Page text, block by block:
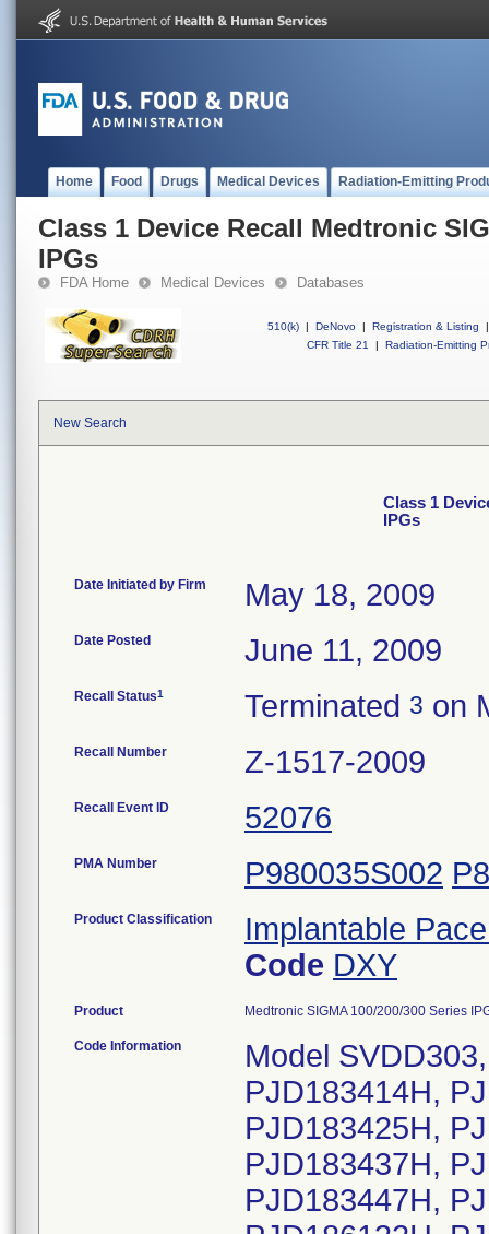
Home Food Drugs Medical Devices Radiation-Emitting
Class 1 Device Recall Medtronic
IPGs
FDA Home Medical Devices Databases
510(k) | DeNovo | Registration & Listing
|
CFR Title 21
| Radiation-Emitting
New Search
Class 1
IPGs
Date Initiated by Firm May 18, 2009
Date Posted June 11, 2009
Recall Status1 Terminated 3 on
Recall Number Z-1517-2009
Recall Event ID 52076
PMA Number P980035S002
Product Classification
Implantable
Code DXY
Product Medtronic SIGMA 100/200/300 Series
Code Information Model SVDD303, serial numbers: PJD183402H, PJD183414H, PJD183415H, PJD183422H, PJD183425H, PJD183426H, PJD183430H, PJD183437H, PJD183440H, PJD183443H, PJD183447H, PJD186130H, PJD186131H, PJD186132H, PJD186133H, PJD186134H, PJD186137H, PJD186138H, PJD186140H, PJD186141H, PJD186142H, PJD186143H, PJD186145H, PJD186147H, PJD186149H, PJD186151H, PJD186152H, PJD186155H, PJD186157H, PJD186158H, PJD186159H, PJD186160H, PJD186165H, PJD186167H, PJD186169H, PJD186172H, PJD186173H, PJD186174H, PJD186175H, PJD186176H, PJD186178H, PJD186179H, PJD186182H, PJD186185H, PJD186186H, PJD186188H, PJD186189H, PJD186192H, PJD186193H, PJD186195H, PJD186196H, PJD188418H, PJD188420H, PJD188421H, PJD188423H, PJD188424H, PJD188425H, PJD188427H, PJD188428H, PJD188429H, PJD188430H, PJD188431H, PJD188432H, PJD188433H, PJD188434H, PJD188435H, PJD188438H, PJD188441H, PJD188442H, PJD188443H, PJD188444H, PJD188445H, PJD188446H, PJD188447H, PJD188448H, PJD188449H, PJD188450H, PJD188451H, PJD188452H, PJD188453H, PJD188454H, PJD188456H, PJD188457H, PJD188458H, PJD188459H, PJD188460H, PJD188463H, PJD188464H, PJD188465H, PJD188466H, PJD188467H, PJD188469H, PJD188470H, PJD188471H, PJD188472H, PJD188473H, PJD188475H, PJD188476H, PJD188477H, PJD188478H, PJD188480H, PJD188482H, PJD188483H, PJD188484H, PJD188485H, PJD188486H, PJD188487H, PJD188488H, PJD188489H, PJD188490H, PJD188493H, PJD188495H, PJD188496H, PJD188497H, PJD188499H, PJD188500H, PJD188501H, PJD188502H, PJD188503H, PJD188504H, PJD188506H, PJD188507H, PJD188508H, PJD188509H, PJD188510H, PJD188511H, PJD188512H, PJD188513H, PJD188515H, PJD188516H, PJD188517H, PJD188519H, PJD201652H, PJD201654H, PJD201657H, PJD201658H, PJD201659H, PJD201660H, PJD201662H, PJD201665H, PJD201666H, PJD201667H, PJD201669H, PJD201670H, PJD201671H, PJD201675H, PJD201676H, PJD201677H, PJD201679H, PJD201681H, PJD201682H, PJD201687H, PJD201688H, PJD201689H, PJD201690H, PJD201694H, PJD203257H, PJD203258H, PJD203259H, PJD203261H, PJD203262H, PJD203264H, PJD203265H, PJD203266H, PJD203267H, PJD203269H, PJD203270H, PJD203271H, PJD203272H, PJD203273H, PJD203274H, PJD203275H, PJD203276H, PJD203277H, PJD203278H, PJD203279H, PJD205935H, PJD205937H, PJD205939H, PJD205940H, PJD205942H, PJD205943H, PJD205944H, PJD205945H, PJD205946H, PJD205948H, PJD205949H, PJD205953H, PJD205955H, PJD205957H, PJD205959H, PJD205962H, PJD205966H, PJD205968H, PJD205970H, PJD205973H, PJD205974H, PJD205976H, PJD205977H, PJD205983H, PJD205984H, PJD205985H, PJD205986H, PJD205990H, PJD205992H, PJD207333H, PJD207334H, PJD207341H, PJD207356H, PJD207363H, PJD207371H, PJD207375H, PJD207382H, PJD207390H, PJD207392H, PJD207396H, PJD208691H, PJD208692H, PJD208703H, PJD208706H, PJD208711H, PJD208713H, PJD208714H, PJD208715H, PJD208724H, PJD208732H, PJD208734H, PJD208736H, PJD208739H, PJD208740H, PJD208743H, PJD209427H, PJD430299H, PJD430300H, PJD430301H, PJD430302H, PJD430303H, PJD430304H, PJD430305H, PJD430306H, PJD430307H, PJD430308H, PJD430309H, PJD430310H, PJD430311H, PJD430312H, PJD430313H, PJD430314H, PJD430316H, PJD430317H, PJD430318H, PJD430319H, PJD430320H, PJD430321H, PJD430322H, PJD430323H, PJD430324H, PJD430325H, PJD430326H, PJD430327H, PJD430328H, PJD430329H, PJD430330H, PJD430331H, PJD441378H, PJD441379H, PJD441380H, PJD441382H, PJD441383H, PJD441384H, PJD441385H, PJD441386H, PJD441387H, PJD441388H, PJD441389H, PJD441390H, PJD441392H, PJD441393H, PJD441394H, PJD441396H, PJD442436H, PJD442448H,